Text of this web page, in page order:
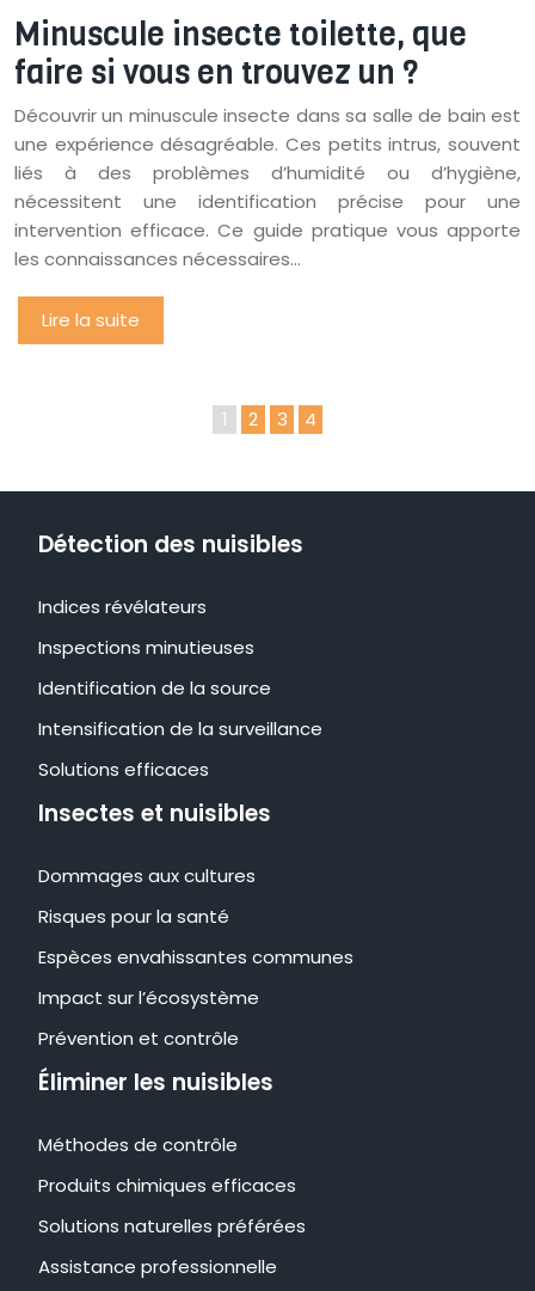
Minuscule insecte toilette, que
faire si vous en trouvez un ?
Découvrir un minuscule insecte dans sa salle de bain est
une expérience désagréable. Ces petits intrus, souvent
liés à des problèmes d’humidité ou d’hygiène,
nécessitent une identification précise pour une
intervention efficace. Ce guide pratique vous apporte
les connaissances nécessaires…
Lire la suite
1 2 3 4
Détection des nuisibles
Indices révélateurs
Inspections minutieuses
Identification de la source
Intensification de la surveillance
Solutions efficaces
Insectes et nuisibles
Dommages aux cultures
Risques pour la santé
Espèces envahissantes communes
Impact sur l’écosystème
Prévention et contrôle
Éliminer les nuisibles
Méthodes de contrôle
Produits chimiques efficaces
Solutions naturelles préférées
Assistance professionnelle